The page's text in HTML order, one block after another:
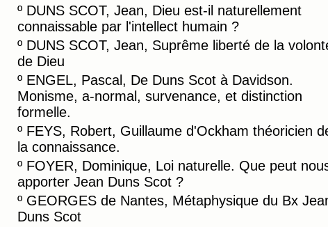
º DUNS SCOT, Jean, Dieu est-il naturellement
connaissable par l'intellect humain ?
º DUNS SCOT, Jean, Suprême liberté de la
de Dieu
º ENGEL, Pascal, De Duns Scot à Davidson.
Monisme, a-normal, survenance, et distinction
formelle.
º FEYS, Robert, Guillaume d'Ockham théoricien
la connaissance.
º FOYER, Dominique, Loi naturelle. Que peut
apporter Jean Duns Scot ?
º GEORGES de Nantes, Métaphysique du Bx
Duns Scot